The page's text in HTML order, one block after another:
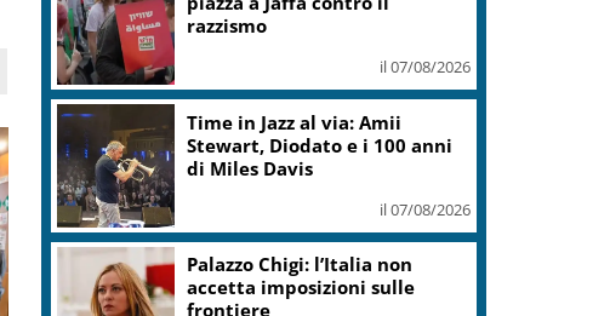
razzismo
il 07/08/2026
Time in Jazz al via: Amii
Stewart, Diodato e i 100 anni
di Miles Davis
il 07/08/2026
Palazzo Chigi: l’Italia non
accetta imposizioni sulle
frontiere